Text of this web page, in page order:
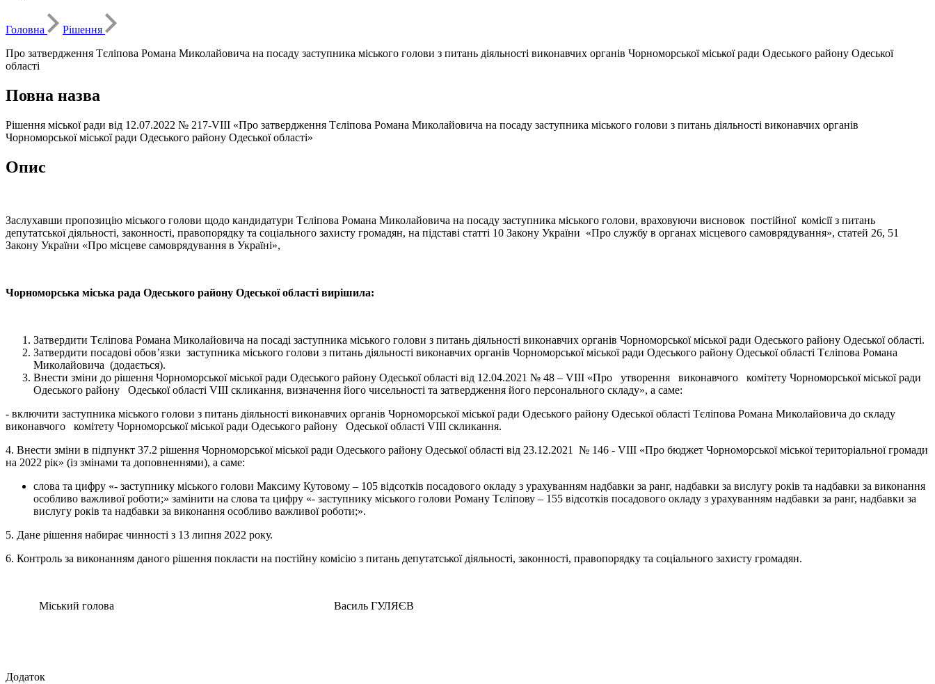
Головна
Рішення
Про затвердження Тєліпова Романа Миколайовича на посаду заступника міського голови з питань діяльності виконавчих органів Чорноморської міської ради Одеського району Одеської
області
Повна назва
Рішення міської ради від 12.07.2022 № 217-VIII «Про затвердження Тєліпова Романа Миколайовича на посаду заступника міського голови з питань діяльності виконавчих органів
Чорноморської міської ради Одеського району Одеської області»
Опис
Заслухавши пропозицію міського голови щодо кандидатури Тєліпова Романа Миколайовича на посаду заступника міського голови, враховуючи висновок постійної комісії з питань
депутатської діяльності, законності, правопорядку та соціального захисту громадян, на підставі статті 10 Закону України «Про службу в органах місцевого самоврядування», статей 26, 51
Закону України «Про місцеве самоврядування в Україні»,
Чорноморська міська рада Одеського району Одеської області вирішила:
Затвердити Тєліпова Романа Миколайовича на посаді заступника міського голови з питань діяльності виконавчих органів Чорноморської міської ради Одеського району Одеської області.
Затвердити посадові обов’язки заступника міського голови з питань діяльності виконавчих органів Чорноморської міської ради Одеського району Одеської області Тєліпова Романа
Миколайовича (додається).
Внести зміни до рішення Чорноморської міської ради Одеського району Одеської області від 12.04.2021 № 48 – VIIІ «Про утворення виконавчого комітету Чорноморської міської ради
Одеського району Одеської області VІІІ скликання, визначення його чисельності та затвердження його персонального складу», а саме:
- включити заступника міського голови з питань діяльності виконавчих органів Чорноморської міської ради Одеського району Одеської області Тєліпова Романа Миколайовича до складу
виконавчого комітету Чорноморської міської ради Одеського району Одеської області VІІІ скликання.
4. Внести зміни в підпункт 37.2 рішення Чорноморської міської ради Одеського району Одеської області від 23.12.2021 № 146 - VIII «Про бюджет Чорноморської міської територіальної громади
на 2022 рік» (із змінами та доповненнями), а саме:
слова та цифру «- заступнику міського голови Максиму Кутовому – 105 відсотків посадового окладу з урахуванням надбавки за ранг, надбавки за вислугу років та надбавки за виконання
особливо важливої роботи;» замінити на слова та цифру «- заступнику міського голови Роману Тєліпову – 155 відсотків посадового окладу з урахуванням надбавки за ранг, надбавки за
вислугу років та надбавки за виконання особливо важливої роботи;».
5. Дане рішення набирає чинності з 13 липня 2022 року.
6. Контроль за виконанням даного рішення покласти на постійну комісію з питань депутатської діяльності, законності, правопорядку та соціального захисту громадян.
Міський голова Василь ГУЛЯЄВ
Додаток